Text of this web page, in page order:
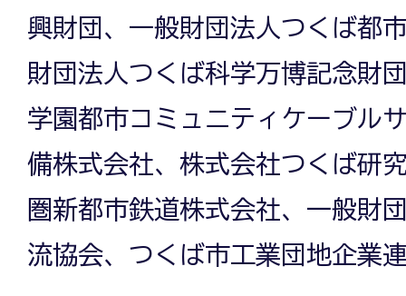
興財団、一般財団法人つくば都
財団法人つくば科学万博記念財
学園都市コミュニティケーブル
備株式会社、株式会社つくば研
圏新都市鉄道株式会社、一般財
流協会、つくば市工業団地企業